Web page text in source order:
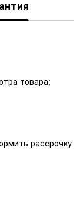
товара;
рассрочку